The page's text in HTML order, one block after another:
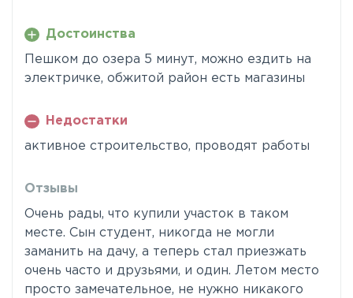
Достоинства
Пешком до озера 5 минут, можно ездить на
электричке, обжитой район есть магазины
Недостатки
активное строительство, проводят работы
Отзывы
Очень рады, что купили участок в таком
месте. Сын студент, никогда не могли
заманить на дачу, а теперь стал приезжать
очень часто и друзьями, и один. Летом место
просто замечательное, не нужно никакого